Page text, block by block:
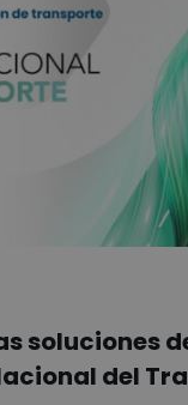
soluciones
del